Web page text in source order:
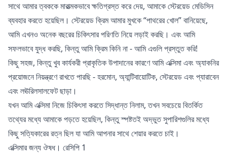
সাথে আমার ত্বককে মারাত্মকভাবে ক্ষতিগ্রস্ত করে দেয়, আমাকে স্টেরয়েড মেডিসিন
ব্যবহার করতে হয়েছিল। স্টেরয়েড ক্রিম আমার মুখকে “পাথরের খোল” বানিয়েছে,
আমি এখনও অনেক বছরের চিকিৎসার পরিণতি নিয়ে লড়াই করছি। এবং আমি
সফলভাবে যুদ্ধ করছি, কিন্তু আমি ক্রিম কিনি না - আমি এগুলি প্রস্তুত করি!
কিছু সহজ, কিন্তু খুব কার্যকরী প্রাকৃতিক উপাদানের কারণে আমি এক্সিমা এবং অ্যাকনির
প্রয়োজনে নিয়ন্ত্রণে রাখতে পারছি - হরমোন, অ্যান্টিবায়োটিক, স্টেরয়েড এবং প্যারাবেন
এবং লঊরিলসালফেট ছাড়া।
যখন আমি এক্সিমা নিজে চিকিৎসা করতে সিদ্ধান্ত নিলাম, তখন সবচেয়ে বিতর্কিত
তথ্যের মধ্যে আমাকে পড়তে হয়েছিল, কিন্তু স্পষ্টতই অদ্ভুত সুপারিশগুলির মধ্যে
কিছু সত্যিকারের রত্ন ছিল যা আমি আপনার সাথে শেয়ার করতে চাই।
এক্সিমার জন্য ঔষধ। রেসিপি 1